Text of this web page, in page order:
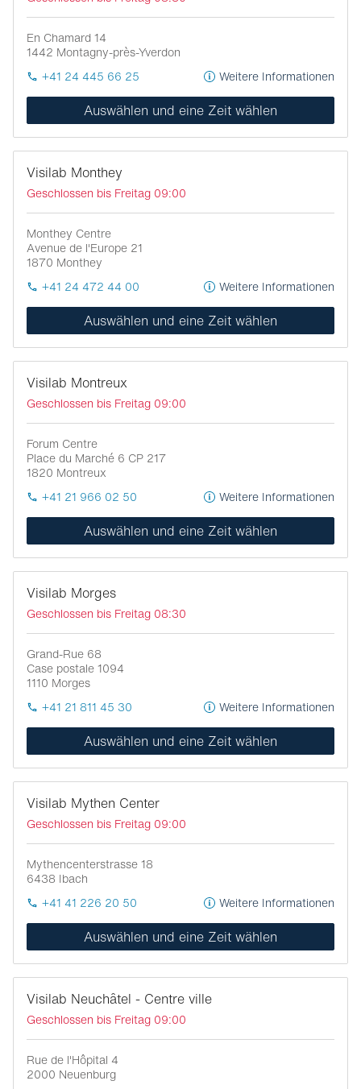
En Chamard 14
1442 Montagny-près-Yverdon
+41 24 445 66 25
Weitere Informationen
Auswählen und eine Zeit wählen
Visilab Monthey
Geschlossen bis Freitag 09:00
Monthey Centre
Avenue de l'Europe 21
1870 Monthey
+41 24 472 44 00
Weitere Informationen
Auswählen und eine Zeit wählen
Visilab Montreux
Geschlossen bis Freitag 09:00
Forum Centre
Place du Marché 6 CP 217
1820 Montreux
+41 21 966 02 50
Weitere Informationen
Auswählen und eine Zeit wählen
Visilab Morges
Geschlossen bis Freitag 08:30
Grand-Rue 68
Case postale 1094
1110 Morges
+41 21 811 45 30
Weitere Informationen
Auswählen und eine Zeit wählen
Visilab Mythen Center
Geschlossen bis Freitag 09:00
Mythencenterstrasse 18
6438 Ibach
+41 41 226 20 50
Weitere Informationen
Auswählen und eine Zeit wählen
Visilab Neuchâtel - Centre ville
Geschlossen bis Freitag 09:00
Rue de l'Hôpital 4
2000 Neuenburg